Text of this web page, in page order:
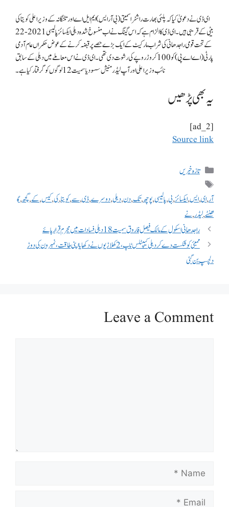
ای ڈی نے دعویٰ کیا کہ پلئی بھارت راشٹرا سمیتی (بی آر ایس) ایم ایل اے اور تلنگانہ کے وزیر اعلی کویتا کی
بیٹی کے قریبی ہیں۔ ای ڈی کا الزام ہے کہ اس گینگ نے اب منسوخ شدہ دہلی ایکسائز پالیسی 2021-22
کے تحت قومی راجدھانی کی شراب مارکیٹ کے ایک بڑے حصے پر قبضہ کرنے کے عوض حکمراں عام آدمی
پارٹی (اے اے پی) کو 100 کروڑ روپے کی رشوت دی تھی۔ ای ڈی نے اس معاملے میں دہلی کے سابق
نائب وزیر اعلی اور آپ لیڈر منیش سسودیا سمیت 12 لوگوں کو گرفتار کیا ہے۔
یہ بھی پڑھیں
[ad_2]
Source link
تازہ خبریں
آر,ای,ایس,ایکسائز,بی,پالیسی,پوچھ,تک,دن,دہلی,دوسرے,ڈی,سے,کویتا,کی,کیس,کے,گچھ,گ
ھنٹے,لیڈر,نے
راجدھانی اسکول کے مالک فیصل فاروق سمیت 18 دہلی فسادات میں مجرم قرار پائے
ممبئی کو شکست دے کر دہلی کیپٹلس ٹاپ، 2 کھلاڑیوں نے دکھایا اپنی طاقت، نمبر ون کی دوڑ
دلچسپ بن گئی
Leave a Comment